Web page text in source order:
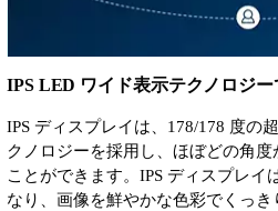
IPS LED ワイド表示テクノロジ
IPS ディスプレイは、178/178 度の
クノロジーを採用し、ほぼどの角
ことができます。IPS ディスプレイ
なり、画像を鮮やかな色彩でくっき